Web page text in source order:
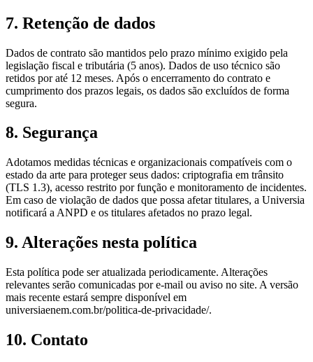
7. Retenção de dados
Dados de contrato são mantidos pelo prazo mínimo exigido pela
legislação fiscal e tributária (5 anos). Dados de uso técnico são
retidos por até 12 meses. Após o encerramento do contrato e
cumprimento dos prazos legais, os dados são excluídos de forma
segura.
8. Segurança
Adotamos medidas técnicas e organizacionais compatíveis com o
estado da arte para proteger seus dados: criptografia em trânsito
(TLS 1.3), acesso restrito por função e monitoramento de incidentes.
Em caso de violação de dados que possa afetar titulares, a Universia
notificará a ANPD e os titulares afetados no prazo legal.
9. Alterações nesta política
Esta política pode ser atualizada periodicamente. Alterações
relevantes serão comunicadas por e-mail ou aviso no site. A versão
mais recente estará sempre disponível em
universiaenem.com.br/politica-de-privacidade/.
10. Contato